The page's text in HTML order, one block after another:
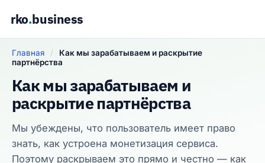
rko.business
Главная /
Как мы зарабатываем и раскрытие
партнёрства
Как мы зарабатываем и
раскрытие партнёрства
Мы убеждены, что пользователь имеет право
знать, как устроена монетизация сервиса.
Поэтому раскрываем это прямо и честно — как